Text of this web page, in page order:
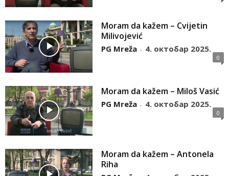
Moram da kažem – Cvijetin
Milivojević
PG Mreža - 4. октобар 2025.
0
Moram da kažem – Miloš Vasić
PG Mreža - 4. октобар 2025.
0
Moram da kažem – Antonela
Riha